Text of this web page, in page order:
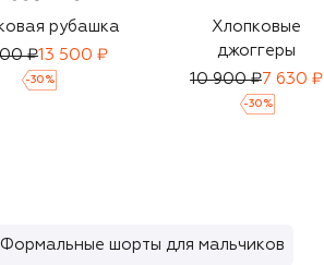
рубашка
₽13 500 ₽
-30 %
Хлопковые
джоггеры
10 900 ₽7 630 ₽
-30 %
Формальные шорты для мальчиков